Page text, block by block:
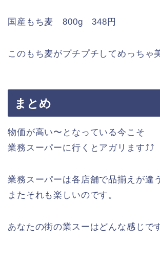
国産もち麦 800g 348円
このもち麦がプチプチしてめっちゃ
まとめ
物価が高い〜となっている今こそ
業務スーパーに行くとアガリます⤴︎⤴︎
業務スーパーは各店舗で品揃えが違
またそれも楽しいのです。
あなたの街の業スーはどんな感じで